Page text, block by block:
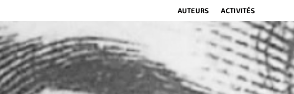
AUTEURS ACTIVITÉS